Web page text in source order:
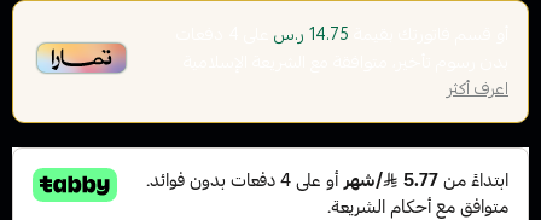
14.75 ر.س
اعرف أكثر